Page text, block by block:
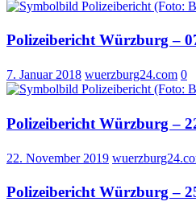
Polizeibericht Würzburg –
7. Januar 2018 wuerzburg24.com 0
Polizeibericht Würzburg –
22. November 2019
Polizeibericht Würzburg –